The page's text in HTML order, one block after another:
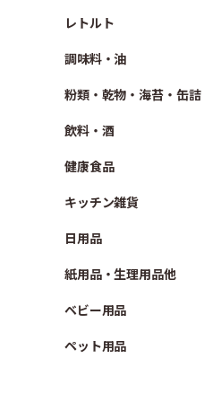
レトルト
調味料・油
粉類・乾物・海苔・缶詰
飲料・酒
健康食品
キッチン雑貨
日用品
紙用品・生理用品他
ベビー用品
ペット用品